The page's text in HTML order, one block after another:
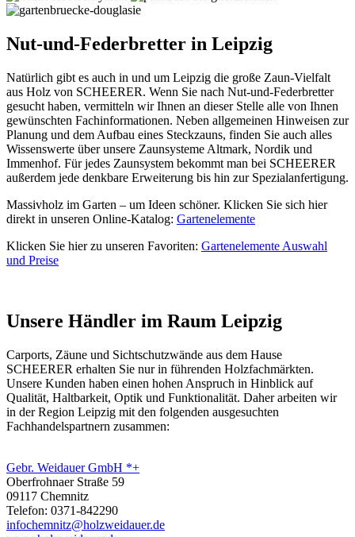
Nut-und-Federbretter in Leipzig
Natürlich gibt es auch in und um Leipzig die große Zaun-Vielfalt
aus Holz von SCHEERER. Wenn Sie nach Nut-und-Federbretter
gesucht haben, vermitteln wir Ihnen an dieser Stelle alle von Ihnen
gewünschten Fachinformationen. Neben allgemeinen Hinweisen zur
Planung und dem Aufbau eines Steckzauns, finden Sie auch alles
Wissenswerte über unsere Zaunsysteme Altmark, Nordik und
Immenhof. Für jedes Zaunsystem bekommt man bei SCHEERER
außerdem jede denkbare Erweiterung bis hin zur Spezialanfertigung.
Massivholz im Garten – um Ideen schöner. Klicken Sie sich hier
direkt in unseren Online-Katalog: Gartenelemente
Klicken Sie hier zu unseren Favoriten: Gartenelemente Auswahl
und Preise
Unsere Händler im Raum Leipzig
Carports, Zäune und Sichtschutzwände aus dem Hause
SCHEERER erhalten Sie nur in führenden Holzfachmärkten.
Unsere Kunden haben einen hohen Anspruch in Hinblick auf
Qualität, Haltbarkeit, Optik und Funktionalität. Daher arbeiten wir
in der Region Leipzig mit den folgenden ausgesuchten
Fachhandelspartnern zusammen:
Gebr. Weidauer GmbH *+
Oberfrohnaer Straße 59
09117 Chemnitz
Telefon: 0371-842290
infochemnitz@holzweidauer.de